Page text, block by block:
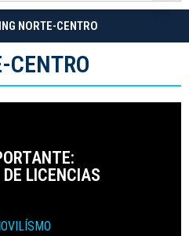
NORTE-CENTRO
CENTRO
LICENCIAS